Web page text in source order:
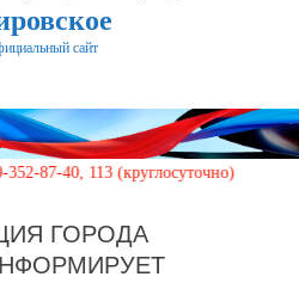
сайт
for:
113 (круглосуточно)
ГОРОДА